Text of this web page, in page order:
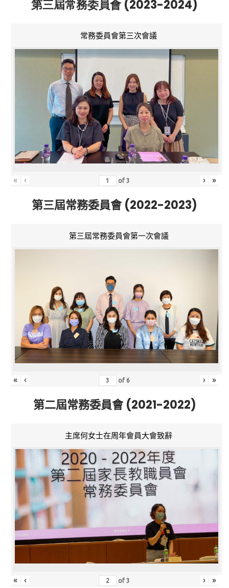
第三屆常務委員會 (2023-2024)
常務委員會第三次會議
« ‹ of3 › »
第三屆常務委員會 (2022-2023)
第三屆常務委員會第一次會議
« ‹ of 6 › »
第二屆常務委員會 (2021-2022)
主席何女士在周年會員大會致辭
« ‹ of3 › »